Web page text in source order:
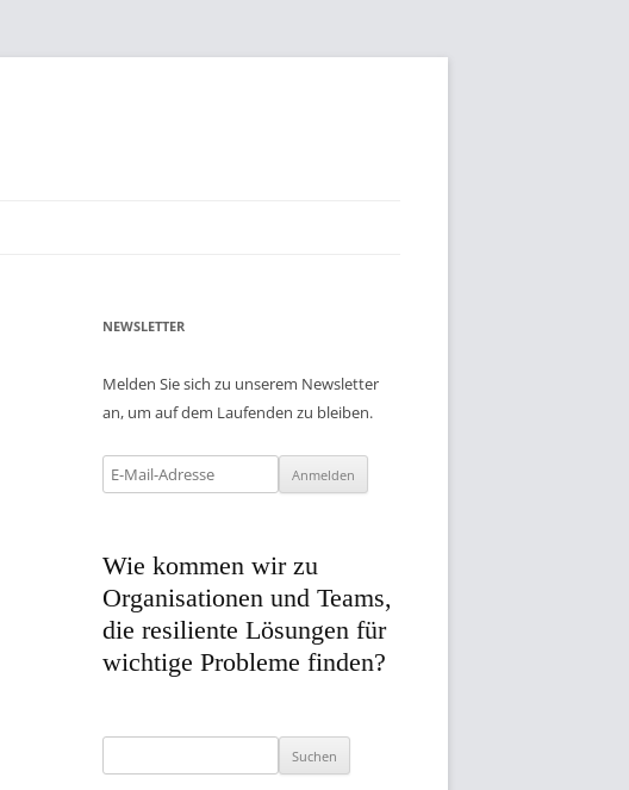
NEWSLETTER
Melden Sie sich zu unserem Newsletter
an, um auf dem Laufenden zu bleiben.
Wie kommen wir zu
Organisationen und Teams,
die resiliente Lösungen für
wichtige Probleme finden?
nach: